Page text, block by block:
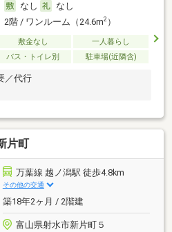
なし
なし
2階 / ワンルーム（24.6m2）
敷金なし
一人暮らし
バス・トイレ別 駐車場(近隣含)
／代行
片町
万葉線 越ノ潟駅 徒歩4.8km
その他の交通
築18年2ヶ月 / 2階建
富山県射水市新片町５